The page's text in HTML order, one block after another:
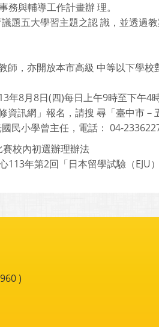
與輔導工作計畫辦 理。
題五大學習主題之認 識，並透過
師，亦開放本市高級 中等以下學校
年8月8日(四)每日上午9時至下午4
訊網」報名，請搜 尋「臺中市－
民小學曾主任，電話： 04-
校內初選辦理辦法
113年第2回「日本留學試驗（EJU）
)